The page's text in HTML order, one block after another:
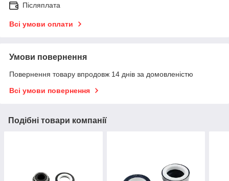
Післяплата
Всі умови оплати
Умови повернення
Повернення товару впродовж 14 днів за домовленістю
Всі умови повернення
Подібні товари компанії